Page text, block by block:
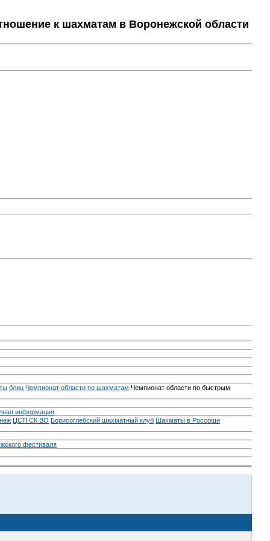
к шахматам в Воронежской области
блиц Чемпионат области по шахматам Чемпионат области по быстрым
информация
ЦСП СК ВО Борисоглебский шахматный клуб Шахматы в Россоши
фестиваля